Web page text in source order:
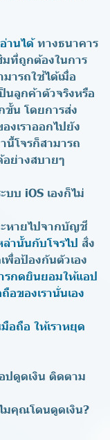
านได้ทางธนาคาร
มที่ถูกต้องในการ
ารถใช้ได้เมื่อ
นลูกค้าตัวจริงหรือ
น โดยการส่ง
เราออกไปยัง
นี้โจรก็สามารถ
อย่างสบายๆ
บ iOS เองก็ไม่
ะหายไปจากบัญชี
ล่านั้นกับโจรไป สิ่ง
พื่อป้องกันตัวเอง
รกดยินยอมให้แอป
ของเรานั่นเอง
ถือ ให้เราหยุด
ปดูดเงิน ติดตาม
มคุณโดนดูดเงิน?